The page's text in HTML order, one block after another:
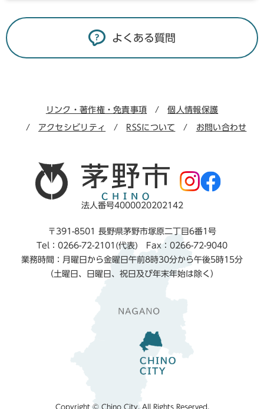
よくある質問
リンク・著作権・免責事項 個人情報保護
アクセシビリティ RSSについて お問い合わせ
法人番号4000020202142
〒391-8501 長野県茅野市塚原二丁目6番1号
Tel：0266-72-2101(代表) Fax：0266-72-9040
業務時間：月曜日から金曜日午前8時30分から午後5時15分
（土曜日、日曜日、祝日及び年末年始は除く）
Copyright © Chino City. All Rights Reserved.